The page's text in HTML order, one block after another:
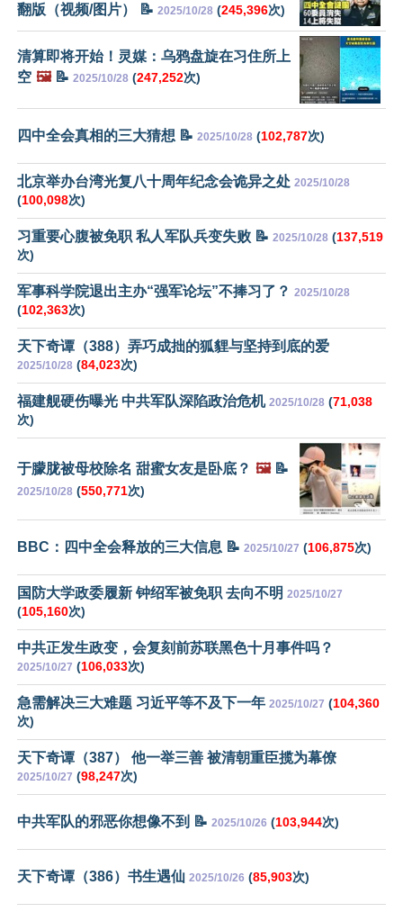
翻版（视频/图片） 📝 2025/10/28 (245,396次)
清算即将开始！灵媒：乌鸦盘旋在习住所上
空 🖼️📝 2025/10/28 (247,252次)
四中全会真相的三大猜想 📝 2025/10/28 (102,787次)
北京举办台湾光复八十周年纪念会诡异之处 2025/10/28
(100,098次)
习重要心腹被免职 私人军队兵变失败 📝 2025/10/28 (137,519
次)
军事科学院退出主办“强军论坛”不捧习了？ 2025/10/28
(102,363次)
天下奇谭（388）弄巧成拙的狐貍与坚持到底的爱
2025/10/28 (84,023次)
福建舰硬伤曝光 中共军队深陷政治危机 2025/10/28 (71,038
次)
于朦胧被母校除名 甜蜜女友是卧底？ 🖼️📝
2025/10/28 (550,771次)
BBC：四中全会释放的三大信息 📝 2025/10/27 (106,875次)
国防大学政委履新 钟绍军被免职 去向不明 2025/10/27
(105,160次)
中共正发生政变，会复刻前苏联黑色十月事件吗？
2025/10/27 (106,033次)
急需解决三大难题 习近平等不及下一年 2025/10/27 (104,360
次)
天下奇谭（387） 他一举三善 被清朝重臣揽为幕僚
2025/10/27 (98,247次)
中共军队的邪恶你想像不到 📝 2025/10/26 (103,944次)
天下奇谭（386）书生遇仙 2025/10/26 (85,903次)